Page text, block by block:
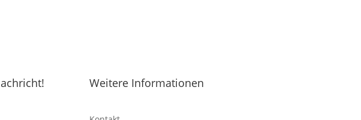
Weitere Informationen